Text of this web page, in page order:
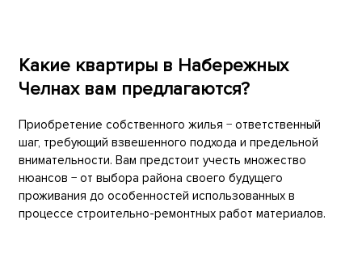
Какие квартиры в Набережных
Челнах вам предлагаются?
Приобретение собственного жилья − ответственный
шаг, требующий взвешенного подхода и предельной
внимательности. Вам предстоит учесть множество
нюансов − от выбора района своего будущего
проживания до особенностей использованных в
процессе строительно-ремонтных работ материалов.